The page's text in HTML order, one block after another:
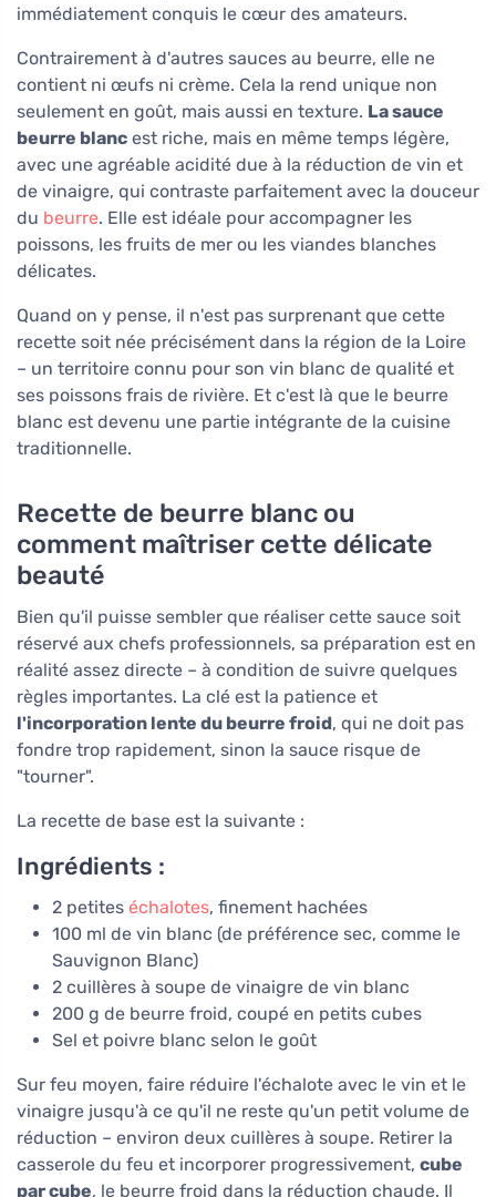
immédiatement conquis le cœur des amateurs.
Contrairement à d'autres sauces au beurre, elle ne
contient ni œufs ni crème. Cela la rend unique non
seulement en goût, mais aussi en texture. La sauce
beurre blanc est riche, mais en même temps légère,
avec une agréable acidité due à la réduction de vin et
de vinaigre, qui contraste parfaitement avec la douceur
du beurre. Elle est idéale pour accompagner les
poissons, les fruits de mer ou les viandes blanches
délicates.
Quand on y pense, il n'est pas surprenant que cette
recette soit née précisément dans la région de la Loire
– un territoire connu pour son vin blanc de qualité et
ses poissons frais de rivière. Et c'est là que le beurre
blanc est devenu une partie intégrante de la cuisine
traditionnelle.
Recette de beurre blanc ou
comment maîtriser cette délicate
beauté
Bien qu'il puisse sembler que réaliser cette sauce soit
réservé aux chefs professionnels, sa préparation est en
réalité assez directe – à condition de suivre quelques
règles importantes. La clé est la patience et
l'incorporation lente du beurre froid, qui ne doit pas
fondre trop rapidement, sinon la sauce risque de
"tourner".
La recette de base est la suivante :
Ingrédients :
2 petites échalotes, finement hachées
100 ml de vin blanc (de préférence sec, comme le
Sauvignon Blanc)
2 cuillères à soupe de vinaigre de vin blanc
200 g de beurre froid, coupé en petits cubes
Sel et poivre blanc selon le goût
Sur feu moyen, faire réduire l'échalote avec le vin et le
vinaigre jusqu'à ce qu'il ne reste qu'un petit volume de
réduction – environ deux cuillères à soupe. Retirer la
casserole du feu et incorporer progressivement, cube
par cube, le beurre froid dans la réduction chaude. Il